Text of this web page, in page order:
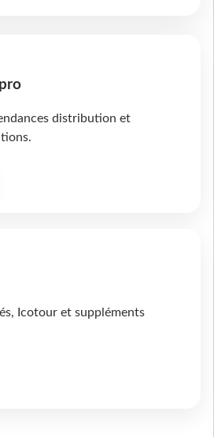
distribution et
Icotour et suppléments